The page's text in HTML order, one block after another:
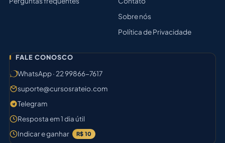
Sobre nós
Política de Privacidade
FALE CONOSCO
WhatsApp · 22 99866-7617
suporte@cursosrateio.com
Telegram
Resposta em 1 dia útil
Indicar e ganhar
R$ 10